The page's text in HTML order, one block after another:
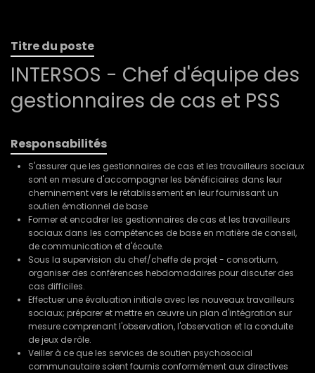
Titre du poste
INTERSOS - Chef d'équipe des
gestionnaires de cas et PSS
Responsabilités
S'assurer que les gestionnaires de cas et les travailleurs sociaux
sont en mesure d'accompagner les bénéficiaires dans leur
cheminement vers le rétablissement en leur fournissant un
soutien émotionnel de base
Former et encadrer les gestionnaires de cas et les travailleurs
sociaux dans les compétences de base en matière de conseil,
de communication et d'écoute.
Sous la supervision du chef/cheffe de projet - consortium,
organiser des conférences hebdomadaires pour discuter des
cas difficiles.
Effectuer une évaluation initiale avec les nouveaux travailleurs
sociaux; préparer et mettre en œuvre un plan d'intégration sur
mesure comprenant l'observation, l'observation et la conduite
de jeux de rôle.
Veiller à ce que les services de soutien psychosocial
communautaire soient fournis conformément aux directives